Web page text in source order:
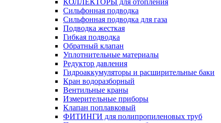
КОЛЛЕКТОРЫ для отопления
Сильфонная подводка
Cильфонная подводка для газа
Подводка жесткая
Гибкая подводка
Обратный клапан
Уплотнительные материалы
Редуктор давления
Гидроаккумуляторы и расширительные баки
Кран водоразборный
Вентильные краны
Измерительные приборы
Клапан поплавковый
ФИТИНГИ для полипропиленовых труб